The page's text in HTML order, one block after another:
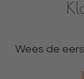
Wees de